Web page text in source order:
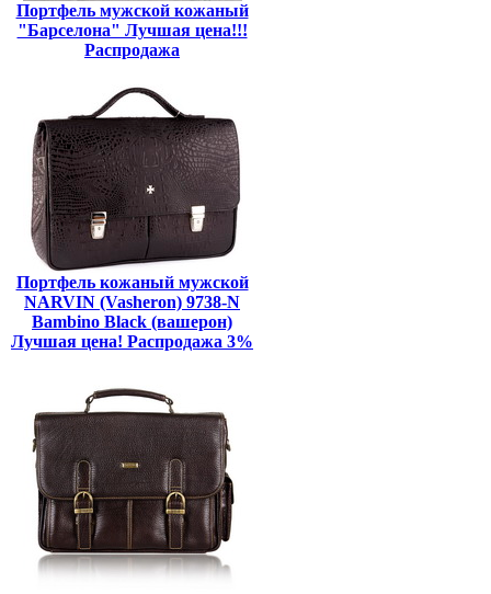
Портфель мужской кожаный
"Барселона" Лучшая цена!!!
Распродажа
Портфель кожаный мужской
NARVIN (Vasheron) 9738-N
Bambino Black (вашерон)
Лучшая цена! Распродажа 3%